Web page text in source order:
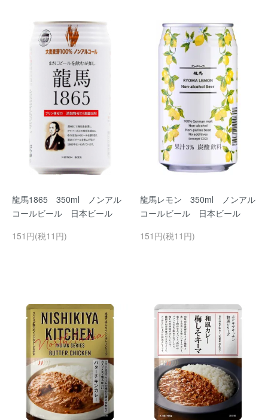
龍馬1865 350ml ノンアル
コールビール 日本ビール
151円(税11円)
龍馬レモン 350ml ノンアル
コールビール 日本ビール
151円(税11円)